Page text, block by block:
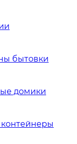
бытовки
домики